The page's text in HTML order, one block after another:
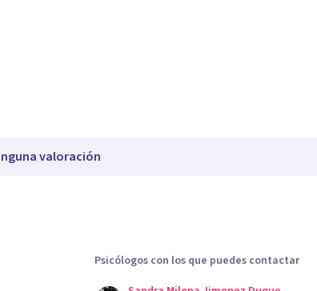
valoración
Psicólogos con los que puedes contactar